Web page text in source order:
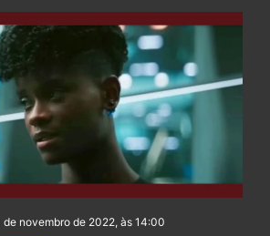
de novembro de 2022, às 14:00